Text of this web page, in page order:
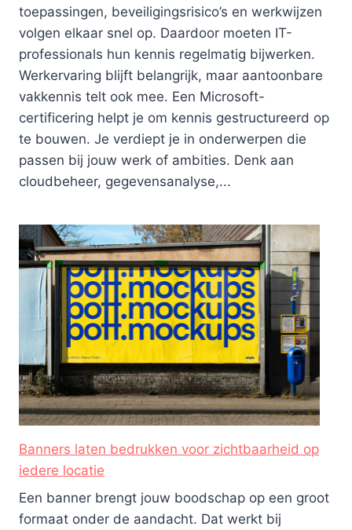
toepassingen, beveiligingsrisico’s en werkwijzen
volgen elkaar snel op. Daardoor moeten IT-
professionals hun kennis regelmatig bijwerken.
Werkervaring blijft belangrijk, maar aantoonbare
vakkennis telt ook mee. Een Microsoft-
certificering helpt je om kennis gestructureerd op
te bouwen. Je verdiept je in onderwerpen die
passen bij jouw werk of ambities. Denk aan
cloudbeheer, gegevensanalyse,...
Banners laten bedrukken voor zichtbaarheid op
iedere locatie
Een banner brengt jouw boodschap op een groot
formaat onder de aandacht. Dat werkt bij